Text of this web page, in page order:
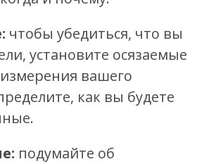
чтобы убедиться, что вы
установите осязаемые
вашего
как вы будете
подумайте об